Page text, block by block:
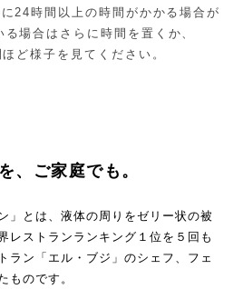
24時間以上の時間がかかる場合が
場合はさらに時間を置くか、
ど様子を見てください。
、ご家庭でも。
」とは、液体の周りをゼリー状の被
レストランランキング１位を５回も
ラン「エル・ブジ」のシェフ、フェ
ものです。